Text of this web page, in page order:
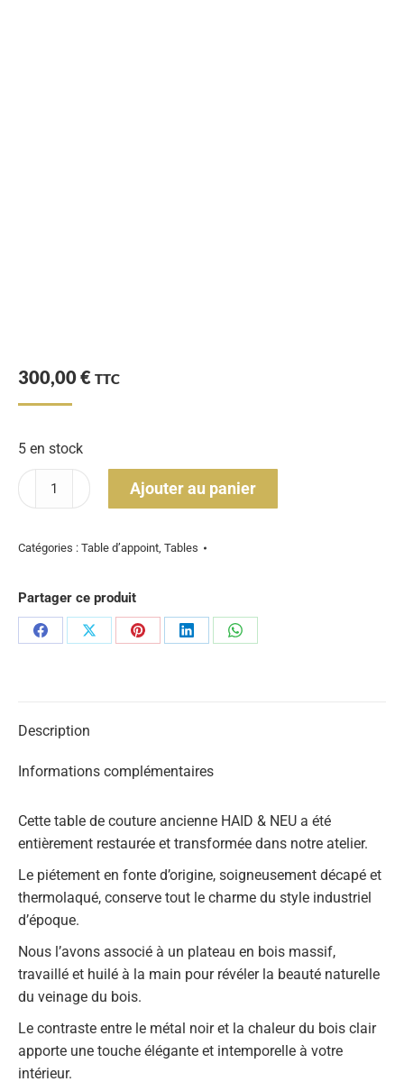
300,00€ TTC
5 en stock
quantité
d'appoint
à
coudre
Haid
Ajouter au panier
Catégories : Table d’appoint, Tables
Partager ce produit
PartagerPartagerPartagerPartagerPartager
Description
Informations complémentaires
Cette table de couture ancienne HAID & NEU a été
entièrement restaurée et transformée dans notre atelier.
Le piétement en fonte d’origine, soigneusement décapé et
thermolaqué, conserve tout le charme du style industriel
d’époque.
Nous l’avons associé à un plateau en bois massif,
travaillé et huilé à la main pour révéler la beauté naturelle
du veinage du bois.
Le contraste entre le métal noir et la chaleur du bois clair
apporte une touche élégante et intemporelle à votre
intérieur.